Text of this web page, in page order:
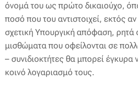
όνομά του ως πρώτο δικαιούχο,
ποσό που του αντιστοιχεί, εκτός
σχετική Υπουργική απόφαση, ρητά
μισθώματα που οφείλονται σε
– συνιδιοκτήτες θα μπορεί έγκυρα
κοινό λογαριασμό τους.